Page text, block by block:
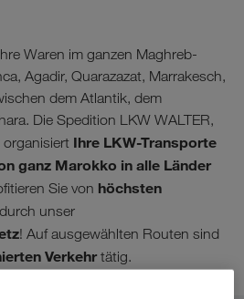
Waren im ganzen Maghreb-
Agadir, Quarazazat, Marrakesch,
dem Atlantik, dem
Die Spedition LKW WALTER,
organisiert Ihre LKW-Transporte
ganz Marokko in alle Länder
Sie von höchsten
durch unser
! Auf ausgewählten Routen sind
Verkehr tätig.